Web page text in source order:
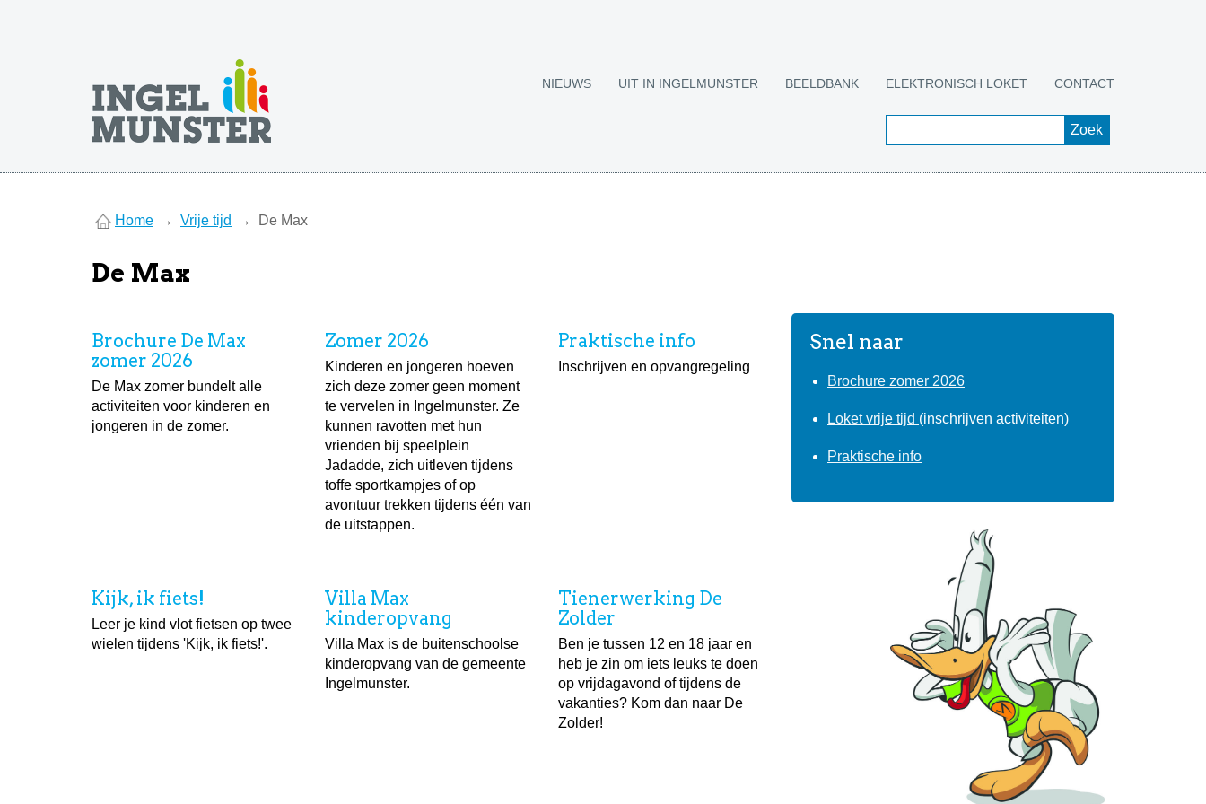
NIEUWS UIT IN INGELMUNSTER BEELDBANK ELEKTRONISCH LOKET CONTACT
are
Home Vrije tijd De Max
De Max
Brochure De Max
zomer 2026
De Max zomer bundelt alle
activiteiten voor kinderen en
jongeren in de zomer.
Zomer 2026
Kinderen en jongeren hoeven
zich deze zomer geen moment
te vervelen in Ingelmunster. Ze
kunnen ravotten met hun
vrienden bij speelplein
Jadadde, zich uitleven tijdens
toffe sportkampjes of op
avontuur trekken tijdens één van
de uitstappen.
Praktische info
Inschrijven en opvangregeling
Kijk, ik fiets!
Leer je kind vlot fietsen op twee
wielen tijdens 'Kijk, ik fiets!'.
Villa Max
kinderopvang
Villa Max is de buitenschoolse
kinderopvang van de gemeente
Ingelmunster.
Tienerwerking De
Zolder
Ben je tussen 12 en 18 jaar en
heb je zin om iets leuks te doen
op vrijdagavond of tijdens de
vakanties? Kom dan naar De
Zolder!
Snel naar
Brochure zomer 2026
Loket vrije tijd (inschrijven activiteiten)
Praktische info